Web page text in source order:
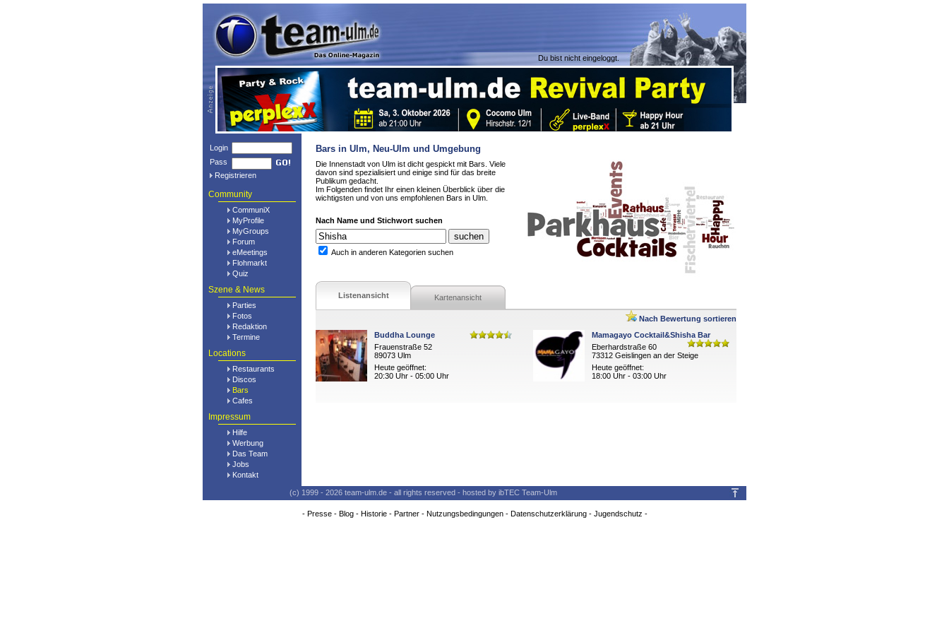
Du bist nicht eingeloggt.
Login
Pass
Registrieren
Community
CommuniX
MyProfile
MyGroups
Forum
eMeetings
Flohmarkt
Quiz
Szene & News
Parties
Fotos
Redaktion
Termine
Locations
Restaurants
Discos
Bars
Cafes
Impressum
Hilfe
Werbung
Das Team
Jobs
Kontakt
Bars in Ulm, Neu-Ulm und Umgebung
Die Innenstadt von Ulm ist dicht gespickt mit Bars. Viele
davon sind spezialisiert und einige sind für das breite
Publikum gedacht.
Im Folgenden findet Ihr einen kleinen Überblick über die
wichtigsten und von uns empfohlenen Bars in Ulm.
Nach Name und Stichwort suchen
Auch in anderen Kategorien suchen
Listenansicht Kartenansicht
Nach Bewertung sortieren
Buddha Lounge
Frauenstraße 52
89073 Ulm
Heute geöffnet:
20:30 Uhr - 05:00 Uhr
Mamagayo Cocktail&Shisha Bar
Eberhardstraße 60
73312 Geislingen an der Steige
Heute geöffnet:
18:00 Uhr - 03:00 Uhr
(c) 1999 - 2026 team-ulm.de - all rights reserved - hosted by ibTEC Team-Ulm
- Presse- Blog- Historie- Partner- Nutzungsbedingungen- Datenschutzerklärung- Jugendschutz -